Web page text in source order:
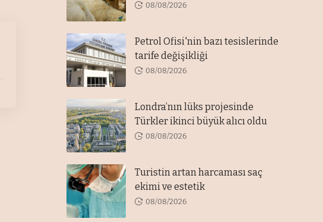
08/08/2026
Petrol Ofisi'nin bazı tesislerinde
tarife değişikliği
08/08/2026
Londra’nın lüks projesinde
Türkler ikinci büyük alıcı oldu
08/08/2026
Turistin artan harcaması saç
ekimi ve estetik
08/08/2026